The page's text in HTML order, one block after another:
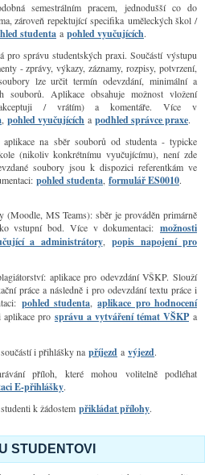
semestrálním pracem, jednodušší co do
zároveň repektující specifika uměleckých škol /
studenta a pohled vyučujících.
pro správu studentských praxi. Součástí výstupu
- zprávy, výkazy, záznamy, rozpisy, potvrzení,
lze určit termín odevzdání, minimální a
souborů. Aplikace obsahuje možnost vložení
/ vrátím) a komentáře.
Více v
pohled vyučujících a podhled správce praxe.
aplikace na sběr souborů od studenta - typicke
(nikoliv konkrétnímu vyučujícímu), není zde
soubory jsou k dispozici referentkám ve
pohled studenta formulář ES0010.
(Moodle, MS Teams): sběr je prováděn primárně
vstupní bod. Více v dokumentaci: možnosti
a administrátory,
popis napojení pro
aplikace pro odevzdání VŠKP. Slouží
práce a následně i pro odevzdání textu práce i
pohled studenta aplikace pro hodnocení
pro správu a vytváření témat VŠKP a
i přihlášky na příjezd a výjezd.
příloh, které mohou volitelně podléhat
E-přihlášky.
k žádostem přikládat přílohy.
STUDENTOVI